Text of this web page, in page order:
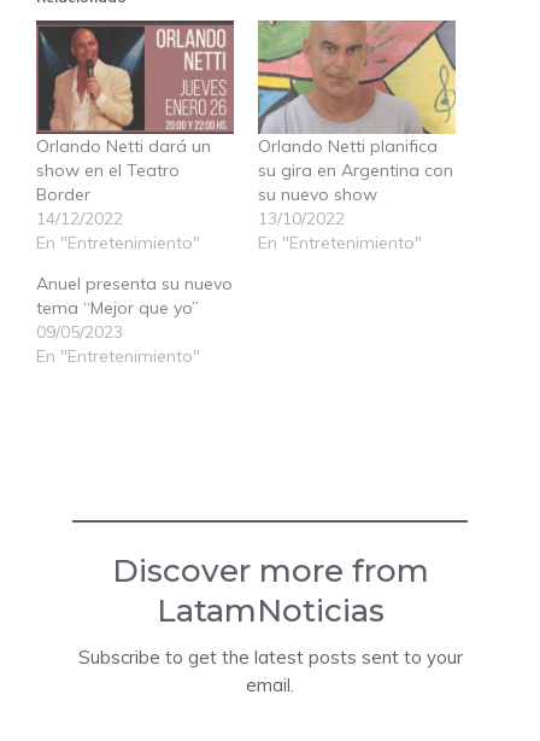
Orlando Netti dará un
show en el Teatro
Border
14/12/2022
En "Entretenimiento"
Orlando Netti planifica
su gira en Argentina con
su nuevo show
13/10/2022
En "Entretenimiento"
Anuel presenta su nuevo
tema “Mejor que yo”
09/05/2023
En "Entretenimiento"
Discover more from
LatamNoticias
Subscribe to get the latest posts sent to your
email.